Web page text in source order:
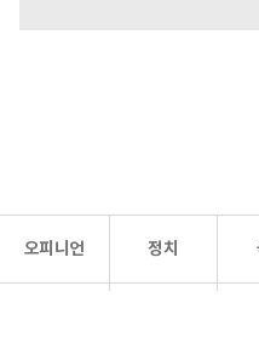
오피니언 정치